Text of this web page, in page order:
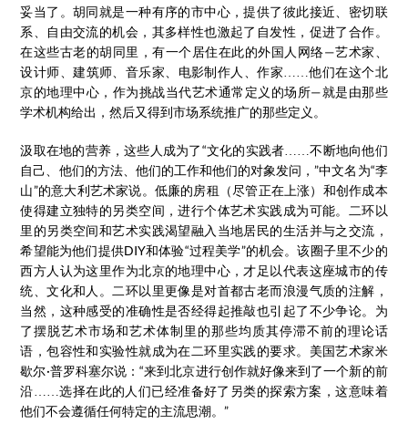
妥当了。胡同就是一种有序的市中心，提供了彼此接近、密切联
系、自由交流的机会，其多样性也激起了自发性，促进了合作。
在这些古老的胡同里，有一个居住在此的外国人网络—艺术家、
设计师、建筑师、音乐家、电影制作人、作家……他们在这个北
京的地理中心，作为挑战当代艺术通常定义的场所—就是由那些
学术机构给出，然后又得到市场系统推广的那些定义。
汲取在地的营养，这些人成为了“文化的实践者……不断地向他们
自己、他们的方法、他们的工作和他们的对象发问，”中文名为“李
山”的意大利艺术家说。低廉的房租（尽管正在上涨）和创作成本
使得建立独特的另类空间，进行个体艺术实践成为可能。二环以
里的另类空间和艺术实践渴望融入当地居民的生活并与之交流，
希望能为他们提供DIY和体验“过程美学”的机会。该圈子里不少的
西方人认为这里作为北京的地理中心，才足以代表这座城市的传
统、文化和人。二环以里更像是对首都古老而浪漫气质的注解，
当然，这种感受的准确性是否经得起推敲也引起了不少争论。为
了摆脱艺术市场和艺术体制里的那些均质其停滞不前的理论话
语，包容性和实验性就成为在二环里实践的要求。美国艺术家米
歇尔·普罗科塞尔说：“来到北京进行创作就好像来到了一个新的前
沿……选择在此的人们已经准备好了另类的探索方案，这意味着
他们不会遵循任何特定的主流思潮。”